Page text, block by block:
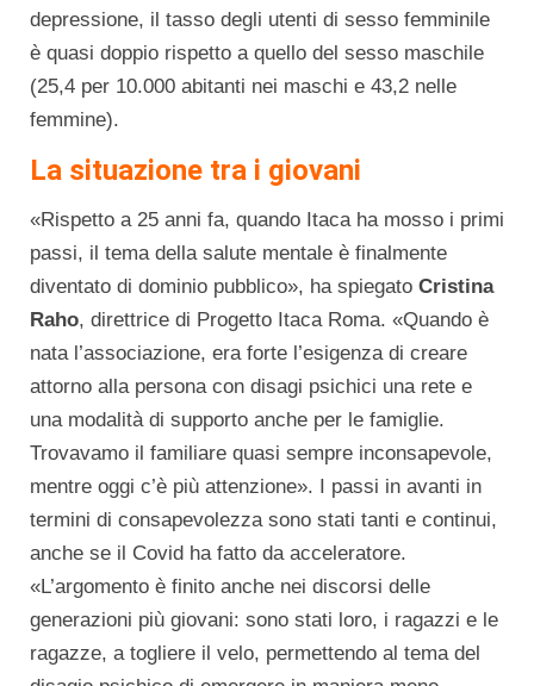
depressione, il tasso degli utenti di sesso femminile
è quasi doppio rispetto a quello del sesso maschile
(25,4 per 10.000 abitanti nei maschi e 43,2 nelle
femmine).
La situazione tra i giovani
«Rispetto a 25 anni fa, quando Itaca ha mosso i primi
passi, il tema della salute mentale è finalmente
diventato di dominio pubblico», ha spiegato Cristina
Raho, direttrice di Progetto Itaca Roma. «Quando è
nata l’associazione, era forte l’esigenza di creare
attorno alla persona con disagi psichici una rete e
una modalità di supporto anche per le famiglie.
Trovavamo il familiare quasi sempre inconsapevole,
mentre oggi c’è più attenzione». I passi in avanti in
termini di consapevolezza sono stati tanti e continui,
anche se il Covid ha fatto da acceleratore.
«L’argomento è finito anche nei discorsi delle
generazioni più giovani: sono stati loro, i ragazzi e le
ragazze, a togliere il velo, permettendo al tema del